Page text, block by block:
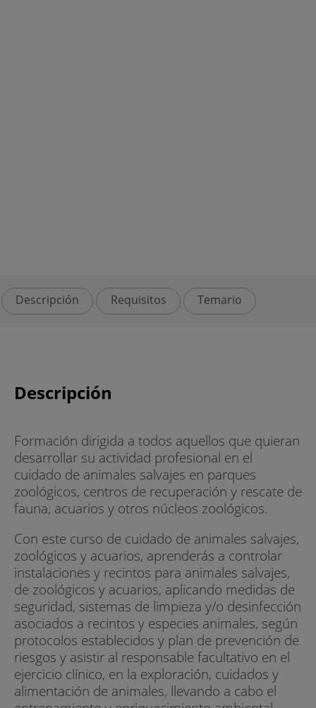
Descripción Requisitos Temario
Descripción
Formación dirigida a todos aquellos que quieran
desarrollar su actividad profesional en el
cuidado de animales salvajes en parques
zoológicos, centros de recuperación y rescate de
fauna, acuarios y otros núcleos zoológicos.
Con este curso de cuidado de animales salvajes,
zoológicos y acuarios, aprenderás a controlar
instalaciones y recintos para animales salvajes,
de zoológicos y acuarios, aplicando medidas de
seguridad, sistemas de limpieza y/o desinfección
asociados a recintos y especies animales, según
protocolos establecidos y plan de prevención de
riesgos y asistir al responsable facultativo en el
ejercicio clínico, en la exploración, cuidados y
alimentación de animales, llevando a cabo el